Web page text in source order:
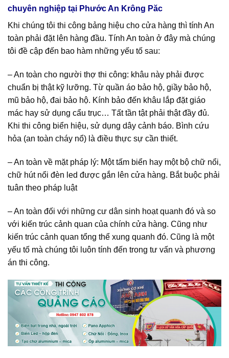
chuyên nghiệp tại Phước An Krông Păc
Khi chúng tôi thi công bảng hiệu cho cửa hàng thì tính An
toàn phải đặt lên hàng đầu. Tính An toàn ở đây mà chúng
tôi đề cập đến bao hàm những yếu tố sau:
– An toàn cho người thợ thi công: khâu này phải được
chuẩn bị thật kỹ lưỡng. Từ quần áo bảo hộ, giầy bảo hộ,
mũ bảo hộ, đai bảo hộ. Kính bảo đến khâu lắp đặt giáo
mác hay sử dụng cẩu trục… Tất tần tật phải thật đầy đủ.
Khi thi công biển hiệu, sử dụng dây cảnh báo. Bình cứu
hỏa (an toàn cháy nổ) là điều thực sự cần thiết.
– An toàn về mặt pháp lý: Một tấm biển hay một bộ chữ nổi,
chữ hút nổi đèn led được gắn lên cửa hàng. Bắt buộc phải
tuân theo pháp luật
– An toàn đối với những cư dân sinh hoạt quanh đó và so
với kiến trúc cảnh quan của chính cửa hàng. Cũng như
kiến trúc cảnh quan tổng thể xung quanh đó. Cũng là một
yếu tố mà chúng tôi luôn tính đến trong tư vấn và phương
án thi công.